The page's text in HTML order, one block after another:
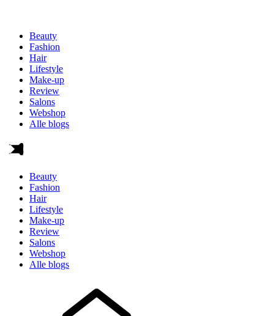
Beauty
Fashion
Hair
Lifestyle
Make-up
Review
Salons
Webshop
Alle blogs
Beauty
Fashion
Hair
Lifestyle
Make-up
Review
Salons
Webshop
Alle blogs